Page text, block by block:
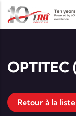
Aller au contenu
OPTITEC
Retour à la